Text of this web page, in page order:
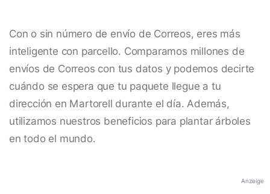
Con o sin número de envío de Correos, eres más
inteligente con parcello. Comparamos millones de
envíos de Correos con tus datos y podemos decirte
cuándo se espera que tu paquete llegue a tu
dirección en Martorell durante el día. Además,
utilizamos nuestros beneficios para plantar árboles
en todo el mundo.
Anzeige